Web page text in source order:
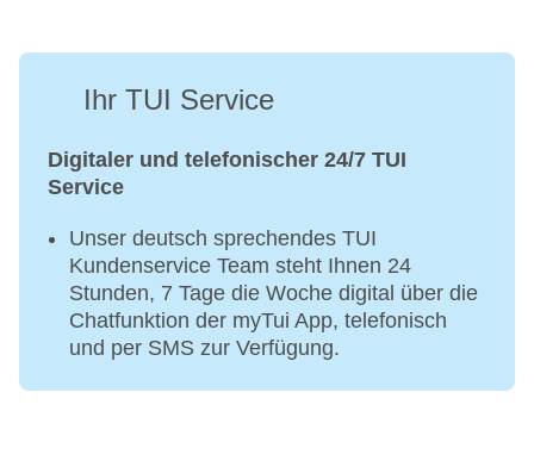
Ihr TUI Service
Digitaler und telefonischer 24/7 TUI
Service
Unser deutsch sprechendes TUI
Kundenservice Team steht Ihnen 24
Stunden, 7 Tage die Woche digital über die
Chatfunktion der myTui App, telefonisch
und per SMS zur Verfügung.